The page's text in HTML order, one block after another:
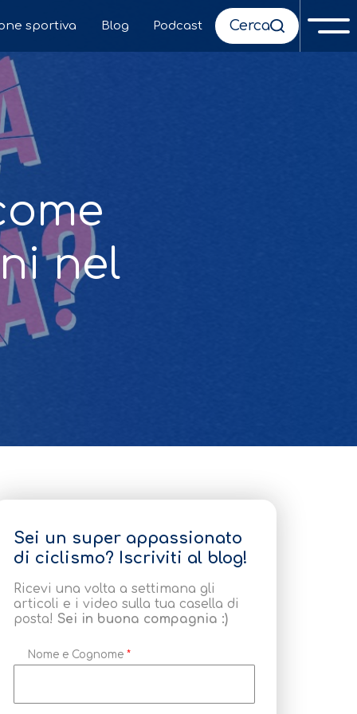
sportiva Blog Podcast Cerca
nel
Sei un super appassionato
di ciclismo? Iscriviti al blog!
Ricevi una volta a settimana gli
articoli e i video sulla tua casella di
posta! Sei in buona compagnia :)
Nome e Cognome *